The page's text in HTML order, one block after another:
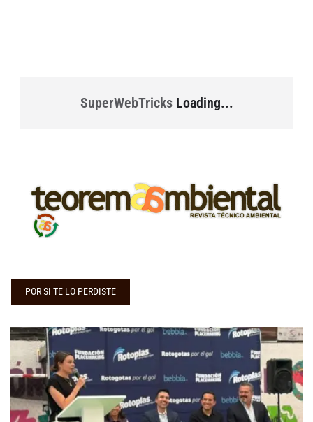
SuperWebTricksLoading...
POR SI TE LO PERDISTE